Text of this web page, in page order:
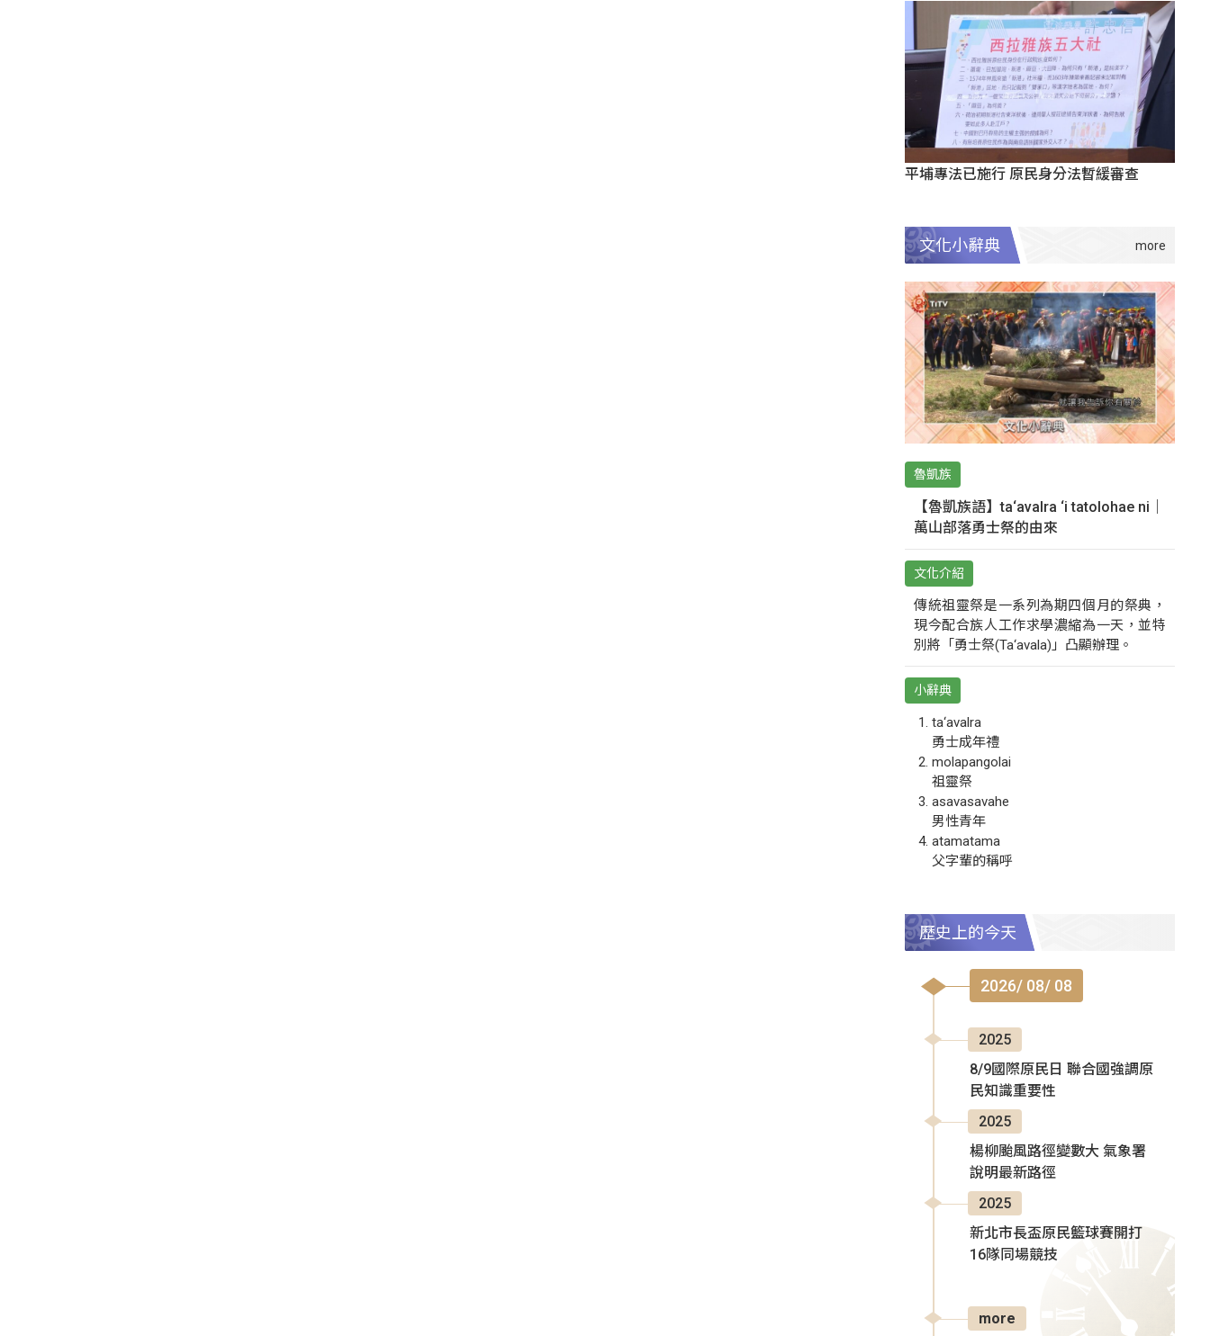
平埔專法已施行 原民身分法暫緩審查
文化小辭典
魯凱族
【魯凱族語】ta‘avalra ‘i tatolohae ni｜
萬山部落勇士祭的由來
文化介紹
傳統祖靈祭是一系列為期四個月的祭典，
現今配合族人工作求學濃縮為一天，並特
別將「勇士祭(Ta‘avala)」凸顯辦理。
小辭典
ta‘avalra
勇士成年禮
molapangolai
祖靈祭
asavasavahe
男性青年
atamatama
父字輩的稱呼
歷史上的今天
2026/ 08/ 08
2025
8/9國際原民日 聯合國強調原
民知識重要性
2025
楊柳颱風路徑變數大 氣象署
說明最新路徑
2025
新北市長盃原民籃球賽開打
16隊同場競技
more